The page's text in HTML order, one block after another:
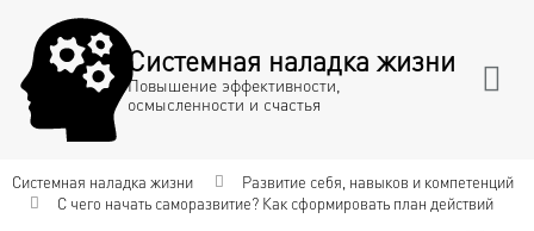
Системная наладка жизни
Повышение эффективности,
осмысленности и счастья
Системная наладка жизни
Развитие себя, навыков и компетенций
С чего начать саморазвитие? Как сформировать план действий